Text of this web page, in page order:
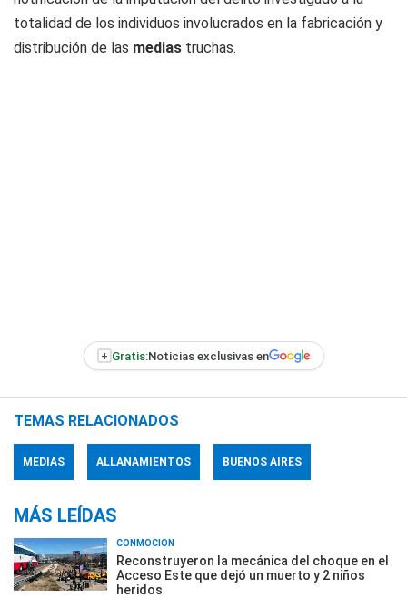
totalidad de los individuos involucrados en la fabricación y
distribución de las medias truchas.
+ Gratis:Noticias exclusivas en
TEMAS RELACIONADOS
MEDIAS ALLANAMIENTOS BUENOS AIRES
MÁS LEÍDAS
CONMOCIÓN
Reconstruyeron la mecánica del choque en el
Acceso Este que dejó un muerto y 2 niños
heridos